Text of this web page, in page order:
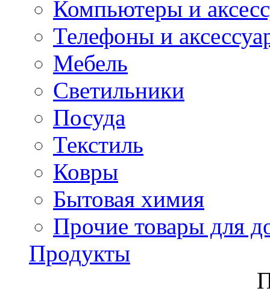
Компьютеры и
Телефоны и
Мебель
Светильники
Посуда
Текстиль
Ковры
Бытовая химия
Прочие товары для
Продукты